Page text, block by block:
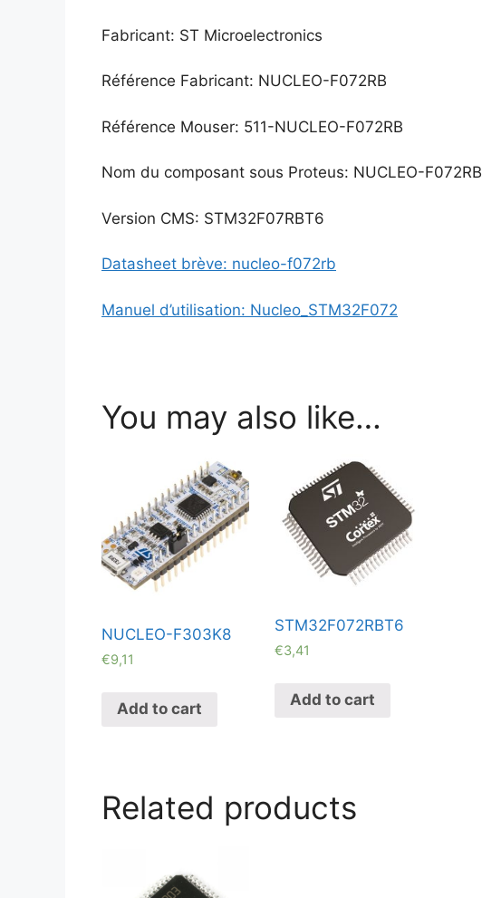
Fabricant: ST Microelectronics
Référence Fabricant: NUCLEO-F072RB
Référence Mouser: 511-NUCLEO-F072RB
Nom du composant sous Proteus: NUCLEO-F072RB
Version CMS: STM32F07RBT6
Datasheet brève: nucleo-f072rb
Manuel d’utilisation: Nucleo_STM32F072
You may also like…
NUCLEO-F303K8
€9,11
Add to cart
STM32F072RBT6
€3,41
Add to cart
Related products